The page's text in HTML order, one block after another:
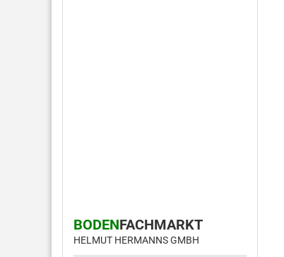
BODENFACHMARKT
HELMUT HERMANNS GMBH